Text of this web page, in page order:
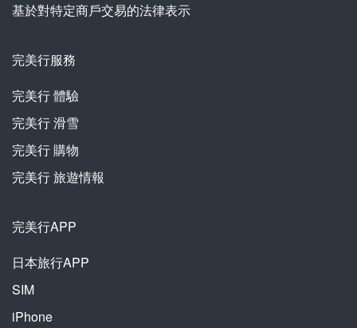
基於對特定商戶交易的法律表示
完美行服務
完美行體驗
完美行滑雪
完美行購物
完美行旅遊情報
完美行APP
日本旅行APP
SIM
iPhone